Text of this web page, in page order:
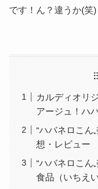
です！ん？違うか(笑)
カルディオリ
アージュ！ハ
“ハバネロこん
想・レビュー
“ハバネロこ
食品（いちえ